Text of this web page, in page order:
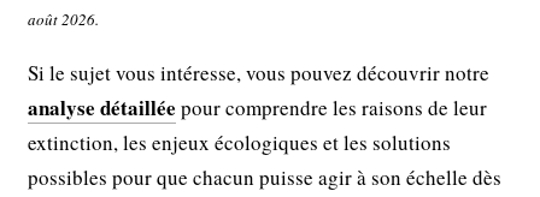
août 2026.
Si le sujet vous intéresse, vous pouvez découvrir notre
analyse détaillée pour comprendre les raisons de leur
extinction, les enjeux écologiques et les solutions
possibles pour que chacun puisse agir à son échelle dès